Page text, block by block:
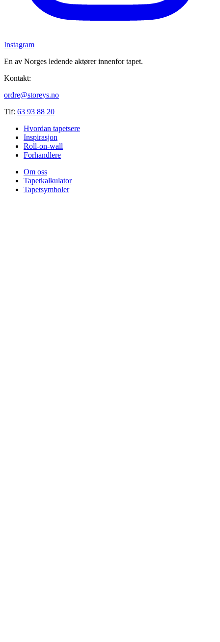
Instagram
En av Norges ledende aktører innenfor tapet.
Kontakt:
ordre@storeys.no
Tlf: 63 93 88 20
Hvordan tapetsere
Inspirasjon
Roll-on-wall
Forhandlere
Om oss
Tapetkalkulator
Tapetsymboler